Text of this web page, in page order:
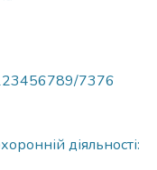
7376
діяльності: